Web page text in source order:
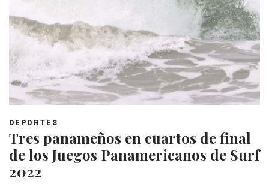
DEPORTES
Tres panameños en cuartos de final
de los Juegos Panamericanos de Surf
2022